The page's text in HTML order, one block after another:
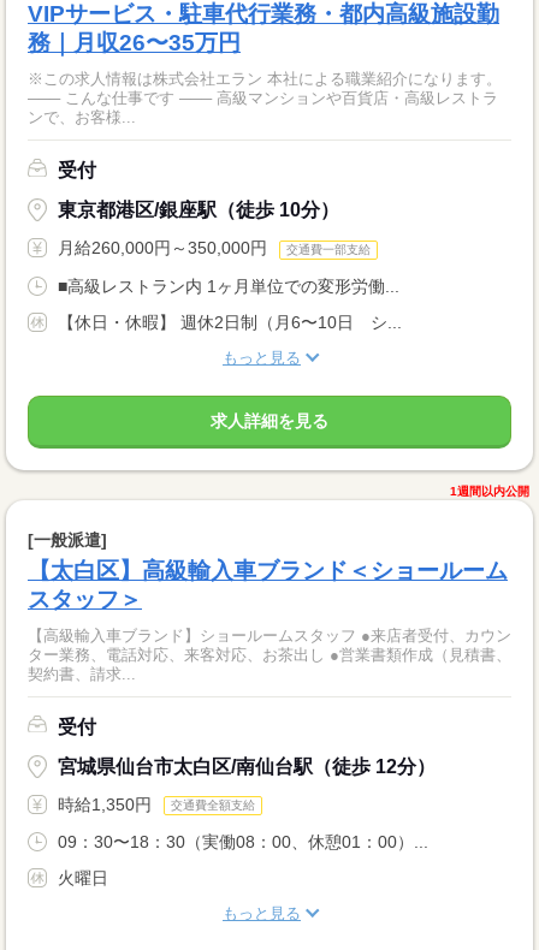
VIPサービス・駐車代行業務・都内高級施設勤
務｜月収26〜35万円
※この求人情報は株式会社エラン 本社による職業紹介になります。
─── こんな仕事です ─── 高級マンションや百貨店・高級レストラ
ンで、お客様...
受付
東京都港区/銀座駅（徒歩 10分）
月給260,000円～350,000円 交通費一部支給
■高級レストラン内 1ヶ月単位での変形労働...
【休日・休暇】 週休2日制（月6〜10日 シ...
もっと見る
求人詳細を見る
1週間以内公開
[一般派遣]
【太白区】高級輸入車ブランド＜ショールーム
スタッフ＞
【高級輸入車ブランド】ショールームスタッフ ●来店者受付、カウン
ター業務、電話対応、来客対応、お茶出し ●営業書類作成（見積書、
契約書、請求...
受付
宮城県仙台市太白区/南仙台駅（徒歩 12分）
時給1,350円 交通費全額支給
09：30〜18：30（実働08：00、休憩01：00）...
火曜日
もっと見る